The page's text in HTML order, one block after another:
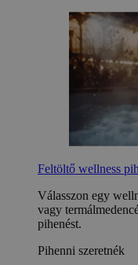
Feltöltő wellness
Válasszon egy
vagy
pihenést.
Pihenni szeretnék